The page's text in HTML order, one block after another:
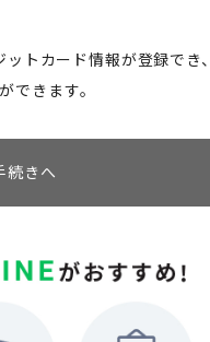
トカード情報が登録でき、
できます。
続きへ